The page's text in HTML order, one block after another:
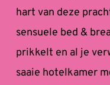
hart van deze
sensuele bed &
prikkelt en al je
saaie hotelkamer